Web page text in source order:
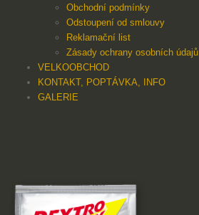
Obchodní podmínky
Odstoupení od smlouvy
Reklamační list
Zásady ochrany osobních údajů
VELKOOBCHOD
KONTAKT, POPTÁVKA, INFO
GALERIE